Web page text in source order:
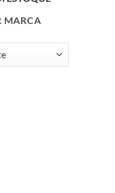
MARCA